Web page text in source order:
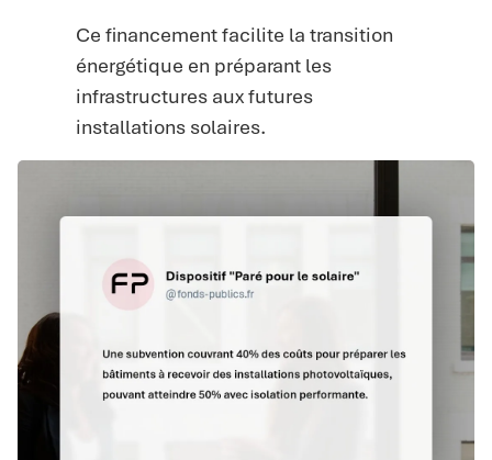
Ce financement facilite la transition
énergétique en préparant les
infrastructures aux futures
installations solaires.